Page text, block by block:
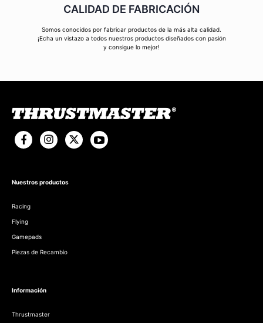
CALIDAD DE FABRICACIÓN
Somos conocidos por fabricar productos de la más alta calidad.
¡Echa un vistazo a todos nuestros productos diseñados con pasión
y consigue lo mejor!
Nuestros productos
Racing
Flying
Gamepads
Piezas de Recambio
Información
Thrustmaster